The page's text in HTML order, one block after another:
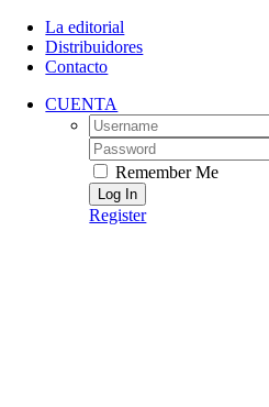
Skip
content
La editorial
Distribuidores
Contacto
CUENTA
Username:
Password:
Remember Me
Register